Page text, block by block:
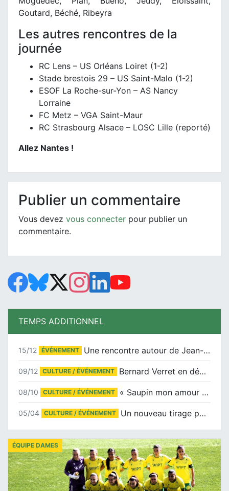
Goutard, Béché, Ribeyra
Les autres rencontres de la
journée
RC Lens – US Orléans Loiret (1-2)
Stade brestois 29 – US Saint-Malo (1-2)
ESOF La Roche-sur-Yon – AS Nancy
Lorraine
FC Metz – VGA Saint-Maur
RC Strasbourg Alsace – LOSC Lille (reporté)
Allez Nantes !
Publier un commentaire
Vous devez vous connecter pour publier un
commentaire.
TEMPS ADDITIONNEL
15/12 ÉVÉNEMENT Une rencontre autour de Jean-Claude Suaudeau
09/12 CULTURE / ÉVÉNEMENT Bernard Verret en dédicaces le samedi 13 décembre à l’Espace Culturel Atlantis
08/10 CULTURE / ÉVÉNEMENT « Saupin mon amour » au salon du livre de Trentemoult
05/04 CULTURE / ÉVÉNEMENT Un nouveau tirage pour le Docu-BD
ÉQUIPE DAMES